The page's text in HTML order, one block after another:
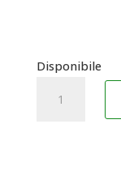
Disponibile
SONGINO